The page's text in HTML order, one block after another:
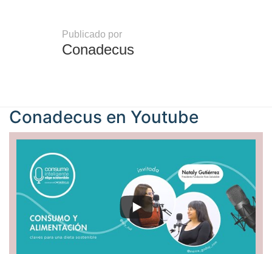
Publicado por
Conadecus
Conadecus en Youtube